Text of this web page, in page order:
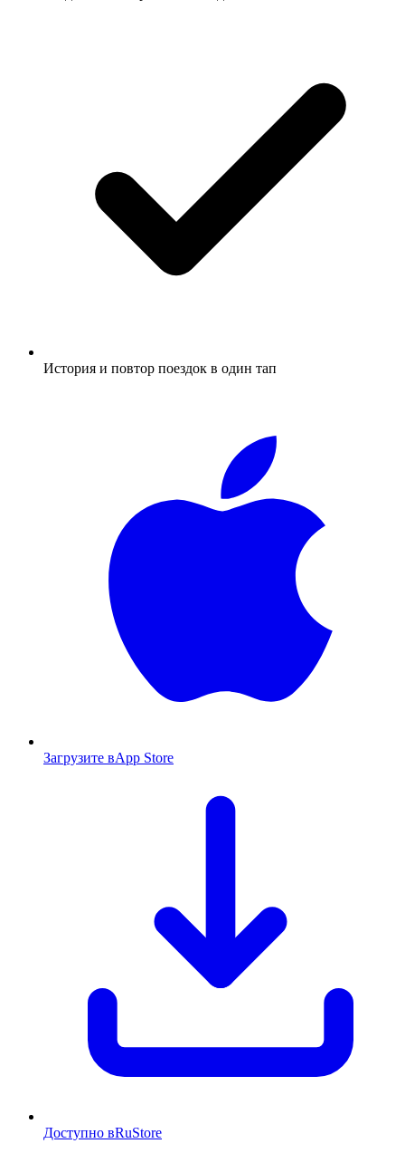
История и повтор поездок в один тап
Загрузите вApp Store
Доступно вRuStore